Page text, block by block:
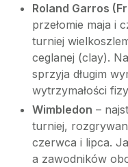
Roland Garros
przełomie maja i
turniej
ceglanej (clay).
sprzyja długim
wytrzymałości
Wimbledon –
turniej,
czerwca i lipca.
a zawodników